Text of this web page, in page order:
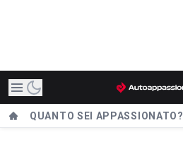
QUANTO SEI APPASSIONATO?